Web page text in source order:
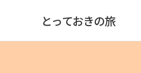
とっておきの旅